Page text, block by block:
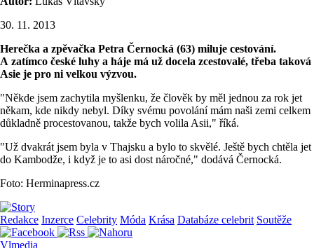
30. 11. 2013
Herečka a zpěvačka Petra Černocká (63) miluje cestování.
A zatímco české luhy a háje má už docela zcestovalé, třeba taková
Asie je pro ni velkou výzvou.
"Někde jsem zachytila myšlenku, že člověk by měl jednou za rok jet
někam, kde nikdy nebyl. Díky svému povolání mám naši zemi celkem
důkladně procestovanou, takže bych volila Asii," říká.
"Už dvakrát jsem byla v Thajsku a bylo to skvělé. Ještě bych chtěla jet
do Kambodže, i když je to asi dost náročné," dodává Černocká.
Foto: Herminapress.cz
Redakce Inzerce Celebrity Móda Krása Databáze celebrit Soutěže
Vlmedia